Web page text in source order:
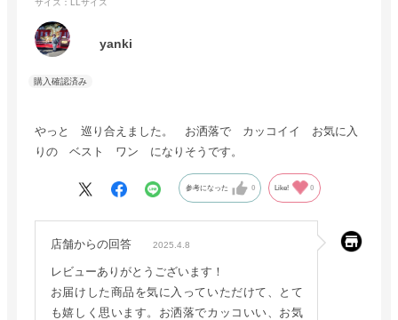
サイズ：LLサイズ
yanki
やっと 巡り合えました。 お洒落で カッコイイ お気に入
りの ベスト ワン になりそうです。
参考になった 0 Like! 0
店舗からの回答 2025.4.8
レビューありがとうございます！
お届けした商品を気に入っていただけて、とて
も嬉しく思います。お洒落でカッコいい、お気